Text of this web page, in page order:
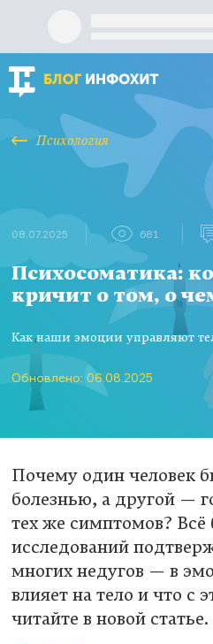
Психология
08.07.2025 681
Психосоматика:
кричит о том, о
Как наши эмоции управляют
Обновлено: 06.08.2025
Почему один человек
болезнью, а другой —
тех же симптомов? Всё
исследований
многих недугов — в
влияет на тело и что с
читайте в новой статье.